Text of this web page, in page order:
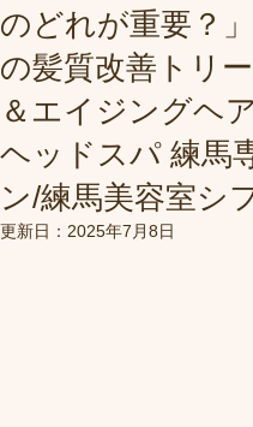
のどれが重要？
の髪質改善トリ
＆エイジングヘ
ヘッドスパ 練馬
ン/練馬美容室シ
更新日： 2025年7月8日